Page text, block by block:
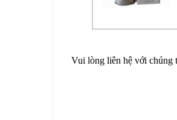
Vui lòng liên hệ với chúng